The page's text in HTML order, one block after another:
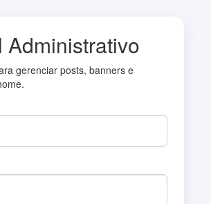
Administrativo
gerenciar posts, banners e